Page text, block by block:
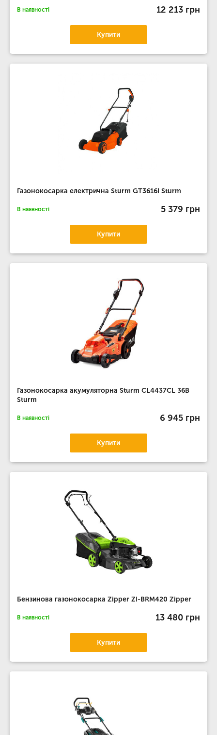
В наявності 12 213 грн
Купити
Газонокосарка електрична Sturm GT3616I Sturm
В наявності 5 379 грн
Купити
Газонокосарка акумуляторна Sturm CL4437CL 36В
Sturm
В наявності 6 945 грн
Купити
Бензинова газонокосарка Zipper ZI-BRM420 Zipper
В наявності 13 480 грн
Купити